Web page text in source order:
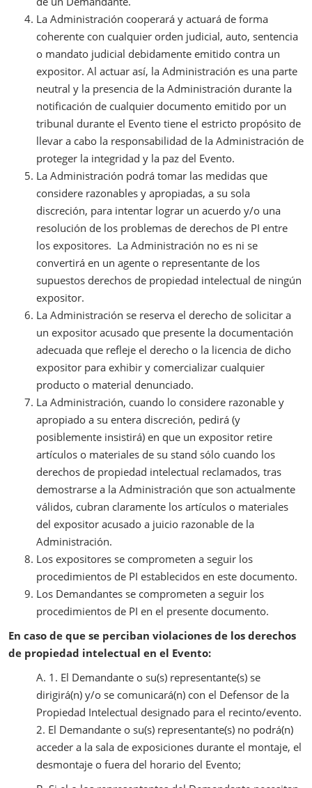
La Administración cooperará y actuará de forma
coherente con cualquier orden judicial, auto, sentencia
o mandato judicial debidamente emitido contra un
expositor. Al actuar así, la Administración es una parte
neutral y la presencia de la Administración durante la
notificación de cualquier documento emitido por un
tribunal durante el Evento tiene el estricto propósito de
llevar a cabo la responsabilidad de la Administración de
proteger la integridad y la paz del Evento.
La Administración podrá tomar las medidas que
considere razonables y apropiadas, a su sola
discreción, para intentar lograr un acuerdo y/o una
resolución de los problemas de derechos de PI entre
los expositores. La Administración no es ni se
convertirá en un agente o representante de los
supuestos derechos de propiedad intelectual de ningún
expositor.
La Administración se reserva el derecho de solicitar a
un expositor acusado que presente la documentación
adecuada que refleje el derecho o la licencia de dicho
expositor para exhibir y comercializar cualquier
producto o material denunciado.
La Administración, cuando lo considere razonable y
apropiado a su entera discreción, pedirá (y
posiblemente insistirá) en que un expositor retire
artículos o materiales de su stand sólo cuando los
derechos de propiedad intelectual reclamados, tras
demostrarse a la Administración que son actualmente
válidos, cubran claramente los artículos o materiales
del expositor acusado a juicio razonable de la
Administración.
Los expositores se comprometen a seguir los
procedimientos de PI establecidos en este documento.
Los Demandantes se comprometen a seguir los
procedimientos de PI en el presente documento.
En caso de que se perciban violaciones de los derechos
de propiedad intelectual en el Evento:
A. 1. El Demandante o su(s) representante(s) se
dirigirá(n) y/o se comunicará(n) con el Defensor de la
Propiedad Intelectual designado para el recinto/evento.
2. El Demandante o su(s) representante(s) no podrá(n)
acceder a la sala de exposiciones durante el montaje, el
desmontaje o fuera del horario del Evento;